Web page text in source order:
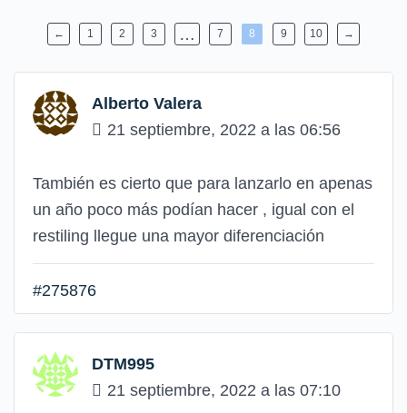
← 1 2 3 … 7 8 9 10 →
Alberto Valera
21 septiembre, 2022 a las 06:56
También es cierto que para lanzarlo en apenas
un año poco más podían hacer , igual con el
restiling llegue una mayor diferenciación
#275876
DTM995
21 septiembre, 2022 a las 07:10